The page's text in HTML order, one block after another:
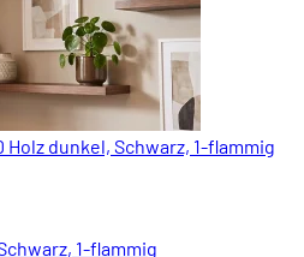
dunkel, Schwarz, 1-flammig